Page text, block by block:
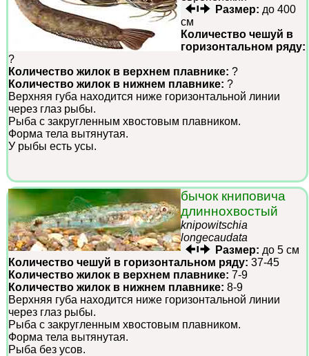
Размер: до 400
см
Количество чешуй в
горизонтальном ряду:
?
Количество жилок в верхнем плавнике: ?
Количество жилок в нижнем плавнике: ?
Верхняя губа находится ниже горизонтальной линии
через глаз рыбы.
Рыба с закругленным хвостовым плавником.
Форма тела вытянутая.
У рыбы есть усы.
бычок книповича
длиннохвостый
knipowitschia
longecaudata
Размер: до 5 см
Количество чешуй в горизонтальном ряду: 37-45
Количество жилок в верхнем плавнике: 7-9
Количество жилок в нижнем плавнике: 8-9
Верхняя губа находится ниже горизонтальной линии
через глаз рыбы.
Рыба с закругленным хвостовым плавником.
Форма тела вытянутая.
Рыба без усов.